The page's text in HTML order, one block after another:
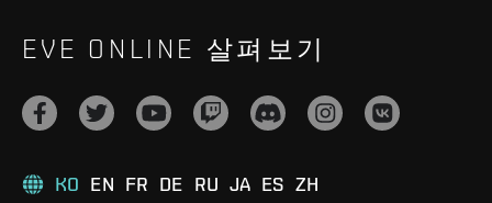
EVE ONLINE 살펴보기
KO EN FR DE RU JA ES ZH